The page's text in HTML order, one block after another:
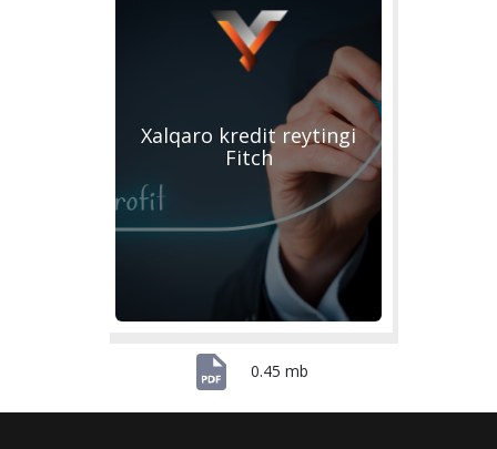
Xalqaro kredit reytingi
Fitch
0.45 mb